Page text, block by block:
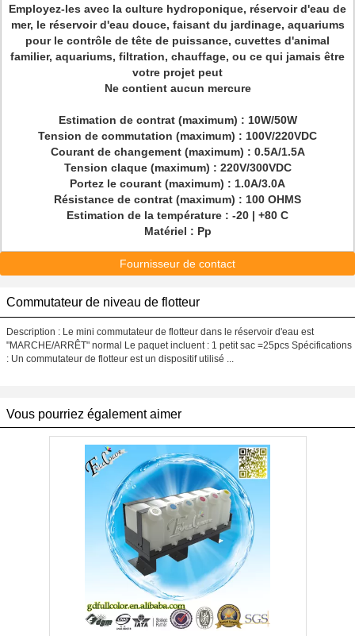
Employez-les avec la culture hydroponique, réservoir d'eau de
mer, le réservoir d'eau douce, faisant du jardinage, aquariums
pour le contrôle de tête de puissance, cuvettes d'animal
familier, aquariums, filtration, chauffage, ou ce qui jamais être
votre projet peut
Ne contient aucun mercure
Estimation de contrat (maximum) : 10W/50W
Tension de commutation (maximum) : 100V/220VDC
Courant de changement (maximum) : 0.5A/1.5A
Tension claque (maximum) : 220V/300VDC
Portez le courant (maximum) : 1.0A/3.0A
Résistance de contrat (maximum) : 100 OHMS
Estimation de la température : -20 | +80 C
Matériel : Pp
Fournisseur de contact
Commutateur de niveau de flotteur
Description : Le mini commutateur de flotteur dans le réservoir d'eau est
"MARCHE/ARRÊT" normal Le paquet incluent : 1 petit sac =25pcs Spécifications
: Un commutateur de flotteur est un dispositif utilisé ...
Vous pourriez également aimer